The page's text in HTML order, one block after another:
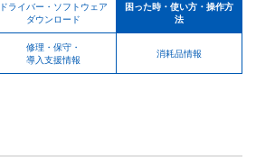
ドライバー・ソフトウェア
ダウンロード
困った時・使い方・操作方
法
修理・保守・
導入支援情報
消耗品情報